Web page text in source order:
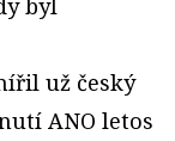
byl
už český
ANO letos